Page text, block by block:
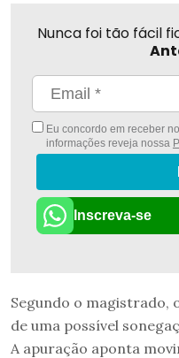
Nunca foi tão fácil
Eu concordo em receber
informações reveja nossa
Inscreva-se
Segundo o magistrado,
de uma possível
A apuração aponta